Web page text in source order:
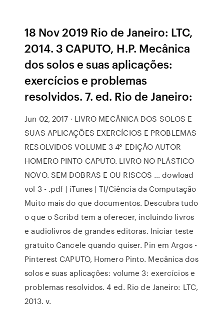
18 Nov 2019 Rio de Janeiro: LTC,
2014. 3 CAPUTO, H.P. Mecânica
dos solos e suas aplicações:
exercícios e problemas
resolvidos. 7. ed. Rio de Janeiro:
Jun 02, 2017 · LIVRO MECÂNICA DOS SOLOS E
SUAS APLICAÇÕES EXERCÍCIOS E PROBLEMAS
RESOLVIDOS VOLUME 3 4° EDIÇÃO AUTOR
HOMERO PINTO CAPUTO. LIVRO NO PLÁSTICO
NOVO. SEM DOBRAS E OU RISCOS … dowload
vol 3 - .pdf | iTunes | TI/Ciência da Computação
Muito mais do que documentos. Descubra tudo
o que o Scribd tem a oferecer, incluindo livros
e audiolivros de grandes editoras. Iniciar teste
gratuito Cancele quando quiser. Pin em Argos -
Pinterest CAPUTO, Homero Pinto. Mecânica dos
solos e suas aplicações: volume 3: exercícios e
problemas resolvidos. 4 ed. Rio de Janeiro: LTC,
2013. v.